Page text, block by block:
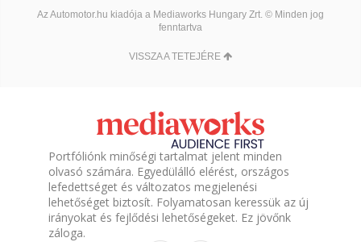
Az Automotor.hu kiadója a Mediaworks Hungary Zrt. © Minden jog
fenntartva
VISSZA A TETEJÉRE
Portfóliónk minőségi tartalmat jelent minden
olvasó számára. Egyedülálló elérést, országos
lefedettséget és változatos megjelenési
lehetőséget biztosít. Folyamatosan keressük az új
irányokat és fejlődési lehetőségeket. Ez jövőnk
záloga.